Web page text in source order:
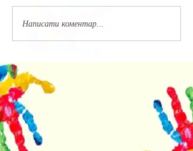
Написати коментар...